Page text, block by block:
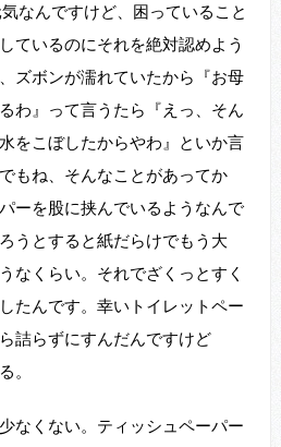
なんですけど、困っていること
ているのにそれを絶対認めよう
ズボンが濡れていたから『お母
わ』って言うたら『えっ、そん
をこぼしたからやわ』といか言
もね、そんなことがあってか
ーを股に挟んでいるようなんで
うとすると紙だらけでもう大
なくらい。それでざくっとすく
たんです。幸いトイレットペー
詰らずにすんだんですけど
。
なくない。ティッシュペーパー